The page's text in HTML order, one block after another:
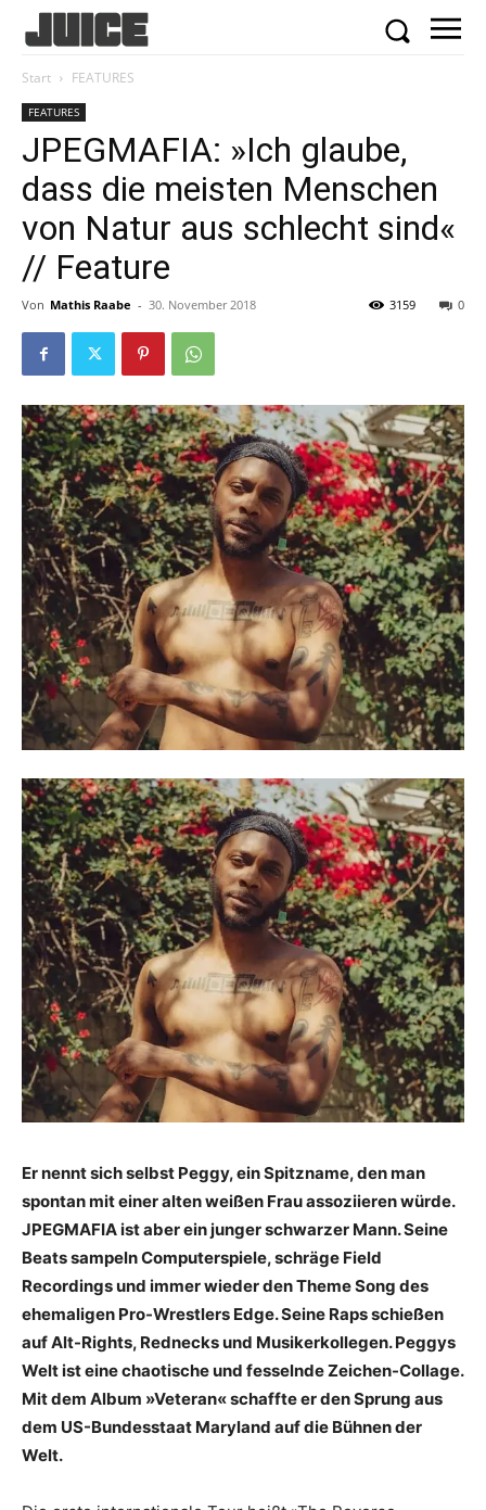
Start FEATURES
FEATURES
JPEGMAFIA: »Ich glaube,
dass die meisten Menschen
von Natur aus schlecht sind«
// Feature
Von Mathis Raabe - 30. November 2018 0
3159
Er nennt sich selbst Peggy, ein Spitzname, den man
spontan mit einer alten weißen Frau assoziieren würde.
JPEGMAFIA ist aber ein junger schwarzer Mann. Seine
Beats sampeln Computerspiele, schräge Field
Recordings und immer wieder den Theme Song des
ehemaligen Pro-Wrestlers Edge. Seine Raps schießen
auf Alt-Rights, Rednecks und Musikerkollegen. Peggys
Welt ist eine chaotische und fesselnde Zeichen-Collage.
Mit dem Album »Veteran« schaffte er den Sprung aus
dem US-Bundesstaat Maryland auf die Bühnen der
Welt.